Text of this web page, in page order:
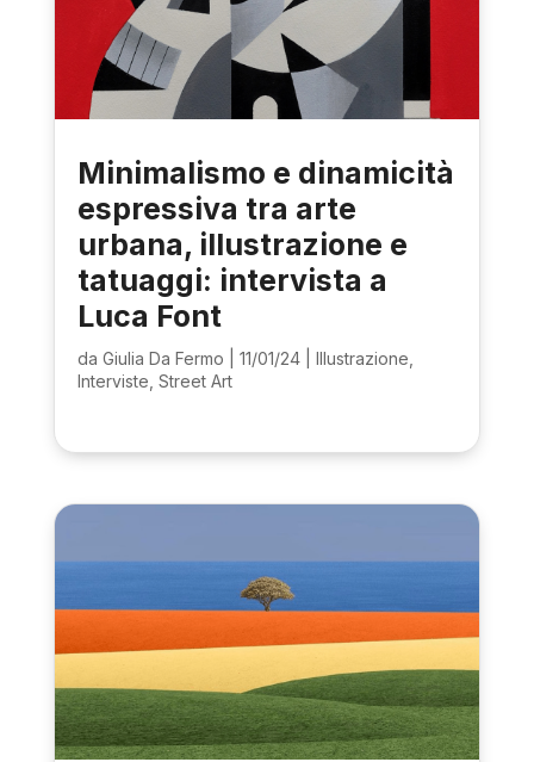
Minimalismo e dinamicità
espressiva tra arte
urbana, illustrazione e
tatuaggi: intervista a
Luca Font
da Giulia Da Fermo 11/01/24| Illustrazione
Interviste Street Art